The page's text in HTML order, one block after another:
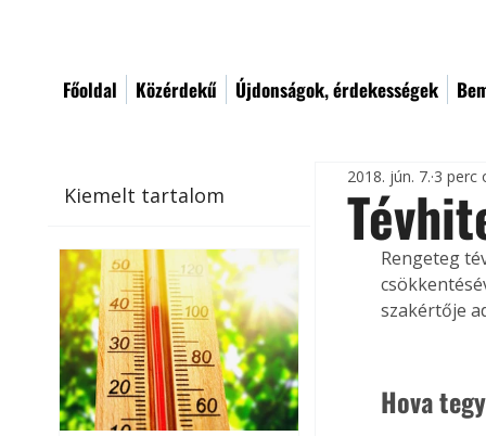
Főoldal Közérdekű Újdonságok, érdekességek
Kiemelt tartalom
2018. jún. 7. 3 perc
Rengeteg
szakértője
Hova